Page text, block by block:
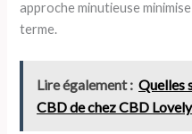
approche minutieuse
terme.
Lire également : Quelles
CBD de chez CBD